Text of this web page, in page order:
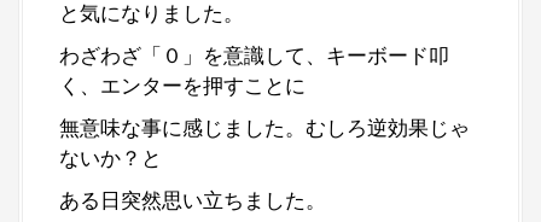
と気になりました。
わざわざ「０」を意識して、キーボード叩
く、エンターを押すことに
無意味な事に感じました。むしろ逆効果じゃ
ないか？と
ある日突然思い立ちました。